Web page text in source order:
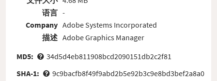
语言
Company
描述
-
Adobe Systems Incorporated
Adobe Graphics Manager
MD5:
34d5d4eb811908bcd2090151db2c2f81
SHA-1:
9c9bacfb8f49f9abd2b5e92b3c9e8bd3bef2a8a0